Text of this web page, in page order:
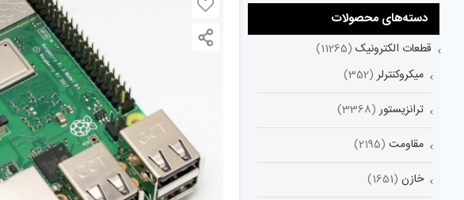
دسته‌های محصولات
قطعات الکترونیک (11265)
میکروکنترلر (352)
ترانزیستور (3368)
مقاومت (2195)
خازن (1651)